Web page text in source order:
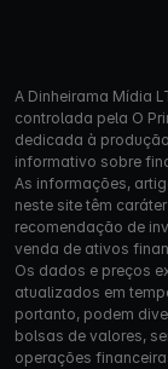
A Dinheirama Mídia
controlada pela O
dedicada à
informativo sobre
As informações,
neste site têm
recomendação de
venda de ativos
Os dados e preços
atualizados em
portanto, podem
bolsas de valores,
operações